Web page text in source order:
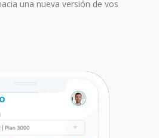
una nueva versión de vos